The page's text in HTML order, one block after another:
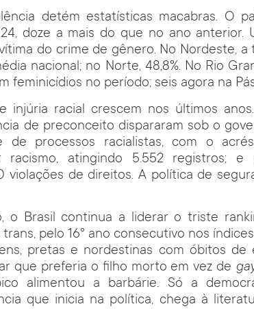
detém estatísticas macabras. O
doze a mais do que no ano anterior.
do crime de gênero. No Nordeste, a
nacional; no Norte, 48,8%. No Rio
feminicídios no período; seis agora na
injúria racial crescem nos últimos
de preconceito dispararam sob o
de processos racialistas, com o
racismo, atingindo 5.552 registros; e
violações de direitos. A política de
o Brasil continua a liderar o triste
pelo 16° ano consecutivo nos
pretas e nordestinas com óbitos de
que preferia o filho morto em vez de
alimentou a barbárie. Só a
que inicia na política, chega à